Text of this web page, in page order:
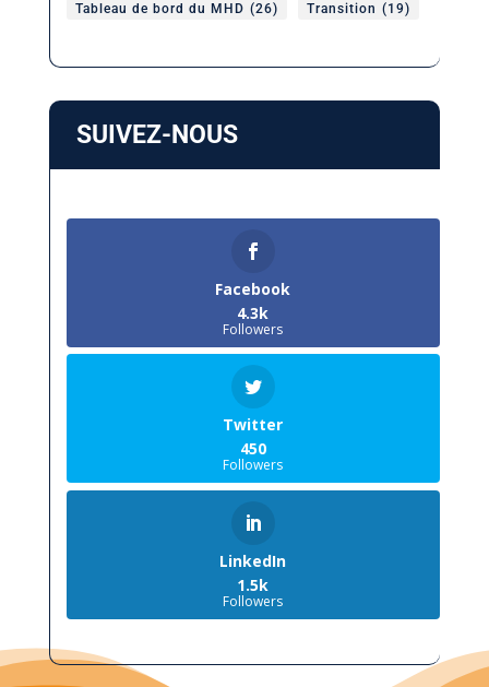
Tableau de bord du MHD (26) Transition (19)
SUIVEZ-NOUS
Facebook
4.3k
Followers
Twitter
450
Followers
LinkedIn
1.5k
Followers